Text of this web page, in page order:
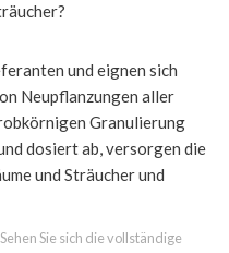
und eignen sich
Neupflanzungen aller
Granulierung
dosiert ab, versorgen die
und Sträucher und
Sehen Sie sich die vollständige